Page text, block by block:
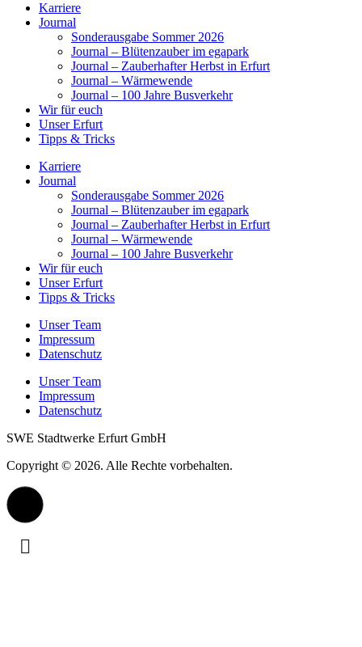
Karriere
Journal
Sonderausgabe Sommer 2026
Journal – Blütenzauber im egapark
Journal – Zauberhafter Herbst in Erfurt
Journal – Wärmewende
Journal – 100 Jahre Busverkehr
Wir für euch
Unser Erfurt
Tipps & Tricks
Karriere
Journal
Sonderausgabe Sommer 2026
Journal – Blütenzauber im egapark
Journal – Zauberhafter Herbst in Erfurt
Journal – Wärmewende
Journal – 100 Jahre Busverkehr
Wir für euch
Unser Erfurt
Tipps & Tricks
Unser Team
Impressum
Datenschutz
Unser Team
Impressum
Datenschutz
SWE Stadtwerke Erfurt GmbH
Copyright © 2026. Alle Rechte vorbehalten.